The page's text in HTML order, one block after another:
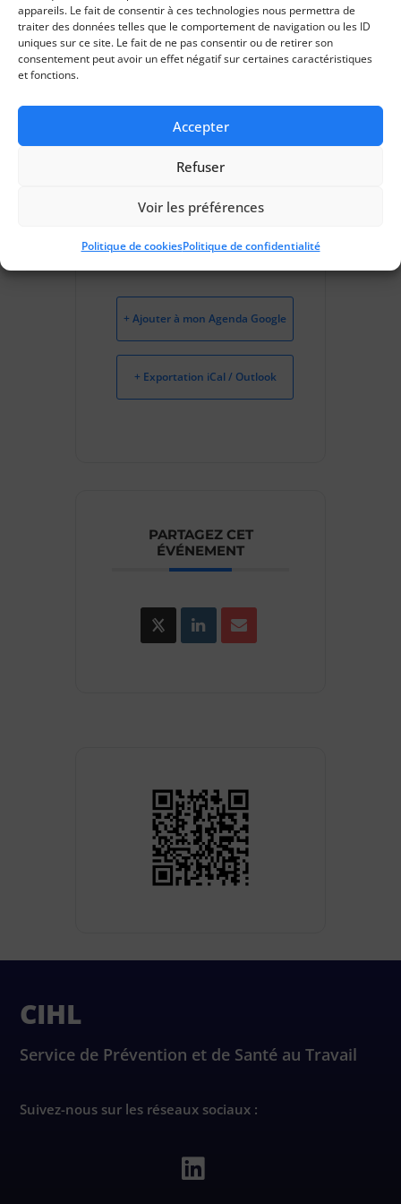
appareils. Le fait de consentir à ces technologies nous permettra de
traiter des données telles que le comportement de navigation ou les ID
uniques sur ce site. Le fait de ne pas consentir ou de retirer son
consentement peut avoir un effet négatif sur certaines caractéristiques
et fonctions.
Accepter
Refuser
Voir les préférences
Politique de cookiesPolitique de confidentialité
Saran
CATÉGORIES
INSCRIPTION
+ Ajouter à mon Agenda Google
+ Exportation iCal / Outlook
PARTAGEZ CET
ÉVÉNEMENT
CIHL
Service de Prévention et de Santé au Travail
Suivez-nous sur les réseaux sociaux :